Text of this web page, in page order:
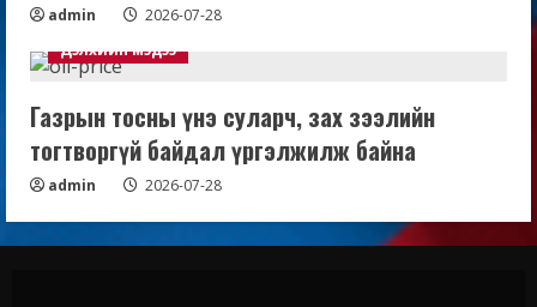
admin
2026-07-28
Дэлхийн мэдээ
Газрын тосны үнэ суларч, зах зээлийн
тогтворгүй байдал үргэлжилж байна
admin 2026-07-28